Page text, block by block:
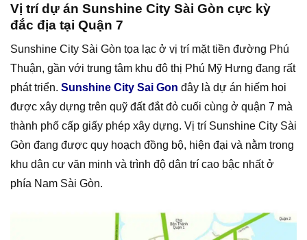
Vị trí dự án Sunshine City Sài Gòn cực kỳ
đắc địa tại Quận 7
Sunshine City Sài Gòn tọa lạc ở vị trí mặt tiền đường Phú
Thuận, gần với trung tâm khu đô thị Phú Mỹ Hưng đang rất
phát triển. Sunshine City Sai Gon đây là dự án hiếm hoi
được xây dựng trên quỹ đất đắt đỏ cuối cùng ở quận 7 mà
thành phố cấp giấy phép xây dựng. Vị trí Sunshine City Sài
Gòn đang được quy hoạch đồng bộ, hiện đại và nằm trong
khu dân cư văn minh và trình độ dân trí cao bậc nhất ở
phía Nam Sài Gòn.